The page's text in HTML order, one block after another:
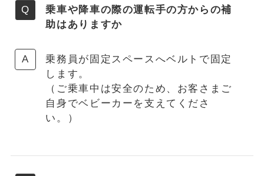
乗車や降車の際の運転手の方からの補
助はありますか
乗務員が固定スペースへベルトで固定
します。
（ご乗車中は安全のため、お客さまご
自身でベビーカーを支えてくださ
い。）